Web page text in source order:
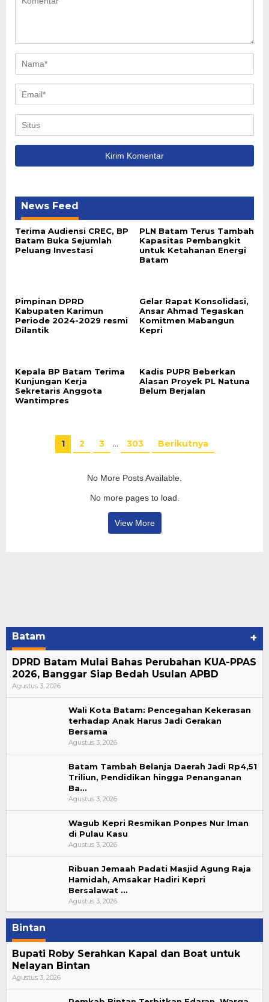
News Feed
Terima Audiensi CREC, BP
Batam Buka Sejumlah
Peluang Investasi
PLN Batam Terus Tambah
Kapasitas Pembangkit
untuk Ketahanan Energi
Batam
Pimpinan DPRD
Kabupaten Karimun
Periode 2024-2029 resmi
Dilantik
Gelar Rapat Konsolidasi,
Ansar Ahmad Tegaskan
Komitmen Mabangun
Kepri
Kepala BP Batam Terima
Kunjungan Kerja
Sekretaris Anggota
Wantimpres
Kadis PUPR Beberkan
Alasan Proyek PL Natuna
Belum Berjalan
1 2 3 … 303 Berikutnya
No More Posts Available.
No more pages to load.
View More
Batam +
DPRD Batam Mulai Bahas Perubahan KUA-PPAS
2026, Banggar Siap Bedah Usulan APBD
Agustus 3, 2026
Wali Kota Batam: Pencegahan Kekerasan
terhadap Anak Harus Jadi Gerakan
Bersama
Agustus 3, 2026
Batam Tambah Belanja Daerah Jadi Rp4,51
Triliun, Pendidikan hingga Penanganan
Ba…
Agustus 3, 2026
Wagub Kepri Resmikan Ponpes Nur Iman
di Pulau Kasu
Agustus 3, 2026
Ribuan Jemaah Padati Masjid Agung Raja
Hamidah, Amsakar Hadiri Kepri
Bersalawat …
Agustus 3, 2026
Bintan
Bupati Roby Serahkan Kapal dan Boat untuk
Nelayan Bintan
Agustus 3, 2026